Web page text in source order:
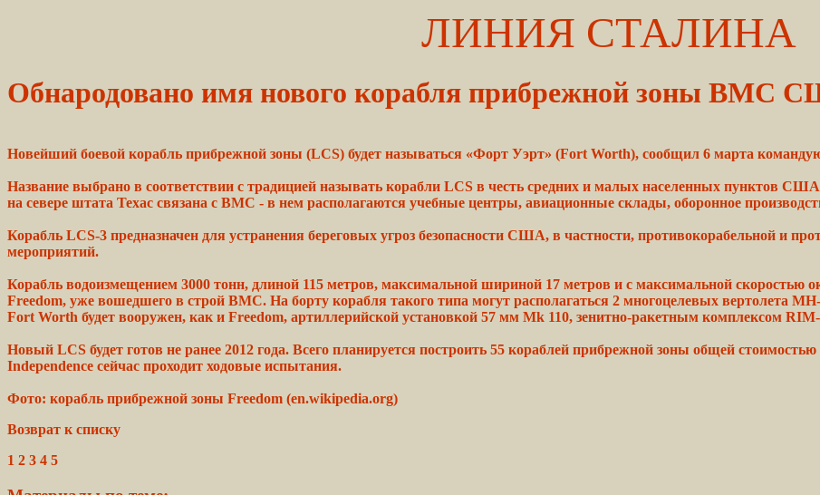
ЛИНИЯ СТАЛИНА
Обнародовано имя нового корабля прибрежной зоны ВМС
Новейший боевой корабль прибрежной зоны (LCS) будет называться «Форт Уэрт» (Fort Worth), сообщил 6 марта
Название выбрано в соответствии с традицией называть корабли LCS в честь средних и малых населенных пунктов
на севере штата Техас связана с ВМС - в нем располагаются учебные центры, авиационные склады, оборонное
Корабль LCS-3 предназначен для устранения береговых угроз безопасности США, в частности, противокорабельной и
мероприятий.
Корабль водоизмещением 3000 тонн, длиной 115 метров, максимальной шириной 17 метров и с максимальной скоростью
Freedom, уже вошедшего в строй ВМС. На борту корабля такого типа могут располагаться 2 многоцелевых вертолета
Fort Worth будет вооружен, как и Freedom, артиллерийской установкой 57 мм Mk 110, зенитно-ракетным комплексом
Новый LCS будет готов не ранее 2012 года. Всего планируется построить 55 кораблей прибрежной зоны общей стоимостью
Independence сейчас проходит ходовые испытания.
Фото: корабль прибрежной зоны Freedom (en.wikipedia.org)
Возврат к списку
1 2 3 4 5